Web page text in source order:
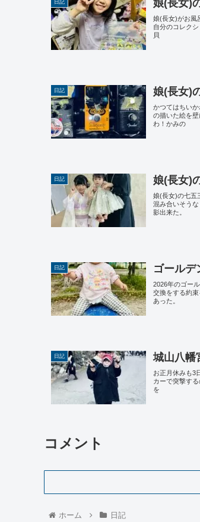
日記 娘(長女)
娘(長女)がお風
自分のコレク
貝
日記 娘(長女)
かつてはちい
の描いた絵を
わ！かみの
日記 娘(長女)
娘(長女)の七五
混み合いそう
影出来た。
日記 ゴールデ
2026年のゴー
交換をする約
あった。
日記 城山八幡
お正月休みも3
カーで突撃す
を
コメント
ホーム 日記